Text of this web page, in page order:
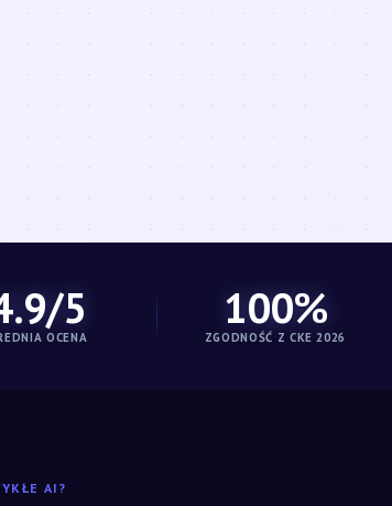
5
OCENA
100%
ZGODNOŚĆ Z CKE 2026
AI?